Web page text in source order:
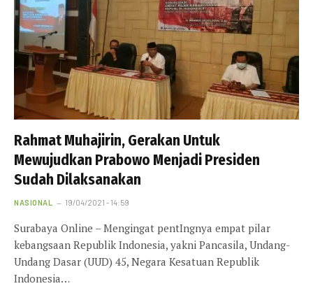
Rahmat Muhajirin, Gerakan Untuk
Mewujudkan Prabowo Menjadi Presiden
Sudah Dilaksanakan
NASIONAL 19/04/2021 - 14:59
Surabaya Online – Mengingat pentIngnya empat pilar
kebangsaan Republik Indonesia, yakni Pancasila, Undang-
Undang Dasar (UUD) 45, Negara Kesatuan Republik
Indonesia…